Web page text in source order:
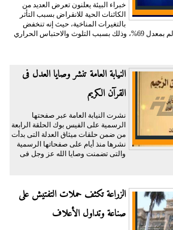
خبراء البيئة يعلنون تعرض العديد من
الكائنات الحية للانقراض بسبب التأثر
بالتغيرات المناخية، حيث إنه تنخفض
أعداد الحيوانات البرية في العالم بمعدل 69%، وذلك بسبب التلوث والاحتباس الحراري
النيابة العامة تنشر وصايا العدل فى
القرآن الكريم
نشرت النيابة العامة عبر صفحتها
الرسمية على الفيس بوك الحلقة الرابعة
من ضمن حلقات ميثاق العدلة التى بدأت
نشرها منذ أيام على صفحاتها الرسمية
والتى تضمنت وصايا الله عز وجل فى
الزراعة تكثف حملات التفتيش على
صناعة وتداول الأعلاف